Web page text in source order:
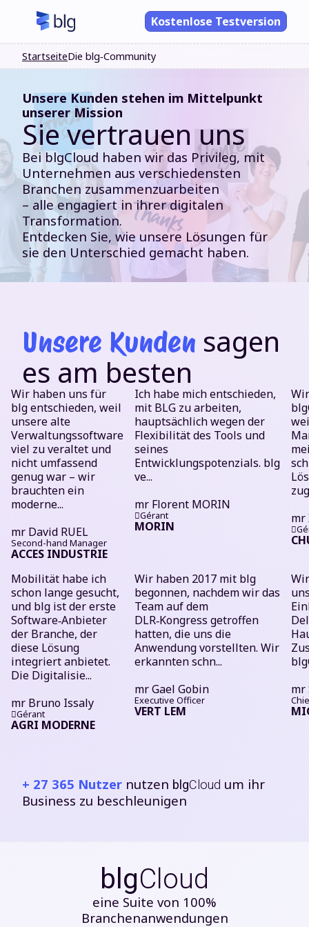
Kostenlose Testversion
StartseiteDie blg‑Community
Unsere Kunden stehen im Mittelpunkt
unserer Mission
Sie vertrauen uns
Bei blgCloud haben wir das Privileg, mit
Unternehmen aus verschiedensten
Branchen zusammenzuarbeiten
– alle engagiert in ihrer digitalen
Transformation.
Entdecken Sie, wie unsere Lösungen für
sie den Unterschied gemacht haben.
Unsere Kunden sagen
es am besten
Wir haben uns für
blg entschieden, weil
unsere alte
Verwaltungssoftware
viel zu veraltet und
nicht umfassend
genug war – wir
brauchten ein
moderne...
mr David RUEL
Second-hand Manager
ACCES INDUSTRIE
Ich habe mich entschieden,
mit BLG zu arbeiten,
hauptsächlich wegen der
Flexibilität des Tools und
seines
Entwicklungspotenzials. blg
ve...
mr Florent MORIN
Gérant
MORIN
mr
Mobilität habe ich
schon lange gesucht,
und blg ist der erste
Software‑Anbieter
der Branche, der
diese Lösung
integriert anbietet.
Die Digitalisie...
mr Bruno Issaly
Gérant
AGRI MODERNE
Wir haben 2017 mit blg
begonnen, nachdem wir das
Team auf dem
DLR‑Kongress getroffen
hatten, die uns die
Anwendung vorstellten. Wir
erkannten schn...
mrGael Gobin
Executive Officer
VERT LEM
mr
+ 27 365 Nutzer nutzen blgCloud um ihr
Business zu beschleunigen
blgCloud
eine Suite von 100%
Branchenanwendungen